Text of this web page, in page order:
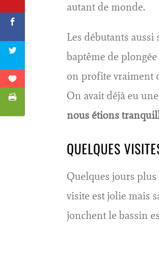
autant de monde.
Les débutants
baptême de
on profite vraiment
On avait déjà eu
nous étions
QUELQUES
Quelques jours
visite est jolie mais
jonchent le bassin